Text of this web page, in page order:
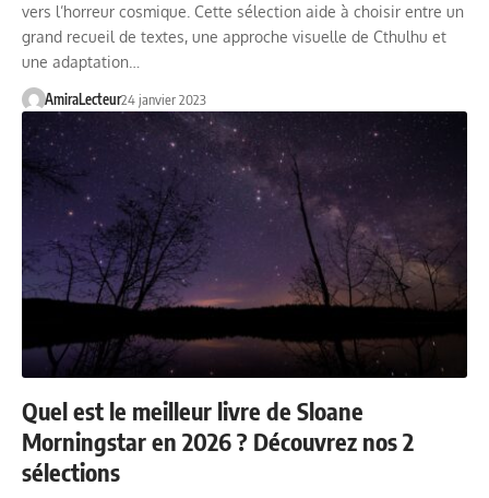
vers l’horreur cosmique. Cette sélection aide à choisir entre un
grand recueil de textes, une approche visuelle de Cthulhu et
une adaptation…
AmiraLecteur24 janvier 2023
Quel est le meilleur livre de Sloane
Morningstar en 2026 ? Découvrez nos 2
sélections